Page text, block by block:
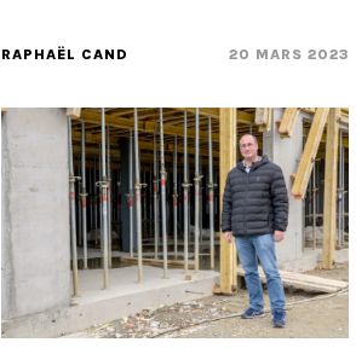
RAPHAËL CAND 20 MARS 2023